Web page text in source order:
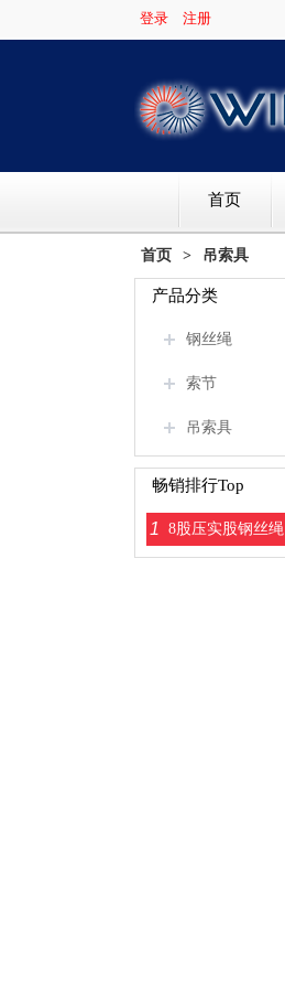
登录 注册
首页
首页 > 吊索具
产品分类
钢丝绳
索节
吊索具
畅销排行Top
1 8股压实股钢丝绳